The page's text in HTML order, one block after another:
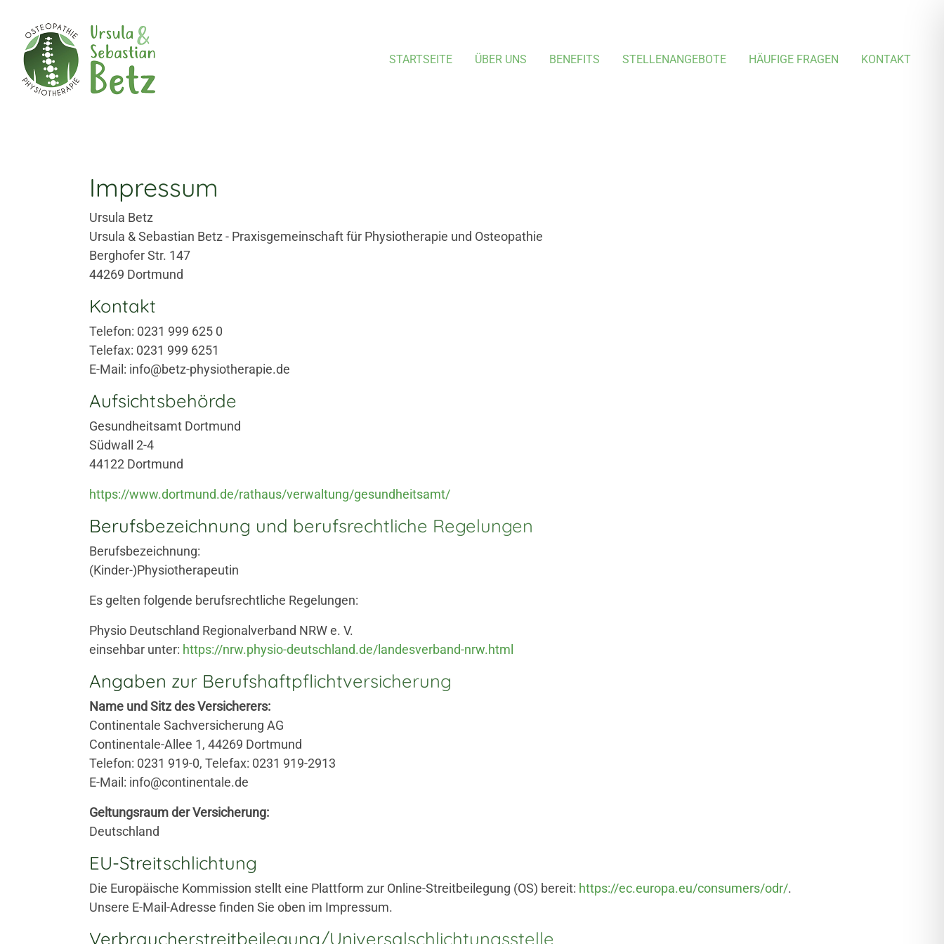
STARTSEITE ÜBER UNS BENEFITS STELLEN­ANGEBOTE HÄUFIGE FRAGEN KONTAKT
Impressum
Ursula Betz
Ursula & Sebastian Betz - Praxisgemeinschaft für Physiotherapie und Osteopathie
Berghofer Str. 147
44269 Dortmund
Kontakt
Telefon: 0231 999 625 0
Telefax: 0231 999 6251
E-Mail: info@betz-physiotherapie.de
Aufsichtsbehörde
Gesundheitsamt Dortmund
Südwall 2-4
44122 Dortmund
https://www.dortmund.de/rathaus/verwaltung/gesundheitsamt/
Berufsbezeichnung und berufsrechtliche Regelungen
Berufsbezeichnung:
(Kinder-)Physiotherapeutin
Es gelten folgende berufsrechtliche Regelungen:
Physio Deutschland Regionalverband NRW e. V.
einsehbar unter: https://nrw.physio-deutschland.de/landesverband-nrw.html
Angaben zur Berufs­haftpflicht­versicherung
Name und Sitz des Versicherers:
Continentale Sachversicherung AG
Continentale-Allee 1, 44269 Dortmund
Telefon: 0231 919-0, Telefax: 0231 919-2913
E-Mail: info@continentale.de
Geltungsraum der Versicherung:
Deutschland
EU-Streitschlichtung
Die Europäische Kommission stellt eine Plattform zur Online-Streitbeilegung (OS) bereit: https://ec.europa.eu/consumers/odr/.
Unsere E-Mail-Adresse finden Sie oben im Impressum.
Verbraucher­streit­beilegung/Universal­schlichtungs­stelle